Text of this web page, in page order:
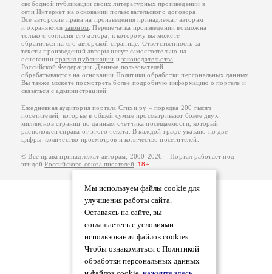
Мы используем файлы cookie для
улучшения работы сайта.
Оставаясь на сайте, вы
соглашаетесь с условиями
использования файлов cookies.
Чтобы ознакомиться с Политикой
обработки персональных данных
свободной публикации своих литературных произведений в
сети Интернет на основаниипользовательского договора
Все авторские права на произведения принадлежат авторам
и охраняются законом . Перепечатка произведений возможна
только с согласия его автора, к которому вы можете
обратиться на его авторской странице. Ответственность за
тексты произведений авторы несут самостоятельно на
основанииправил публикации изаконодательства
Российской Федерации . Данные пользователей
обрабатываются на основании Политики обработки персональных данных
Вы также можете посмотреть более подробную информацию о портале и
связаться с администрацией
Ежедневная аудитория портала Стихи.ру – порядка 200 тысяч
посетителей, которые в общей сумме просматривают более двух
миллионов страниц по данным счетчика посещаемости, который
расположен справа от этого текста. В каждой графе указано по две
цифры: количество просмотров и количество посетителей.
© Все права принадлежат авторам, 2000-2026. Портал работает под
эгидойРоссийского союза писателей. 18+